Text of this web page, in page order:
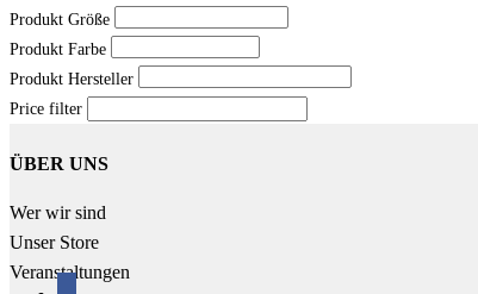
Produkt Größe
Produkt Farbe
Produkt Hersteller
Price filter
ÜBER UNS
Wer wir sind
Unser Store
Veranstaltungen